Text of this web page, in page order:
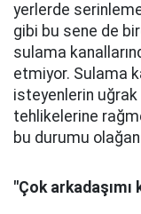
yerlerde
gibi bu sene de
sulama
etmiyor. Sulama
isteyenlerin uğrak
tehlikelerine
bu durumu
"Çok